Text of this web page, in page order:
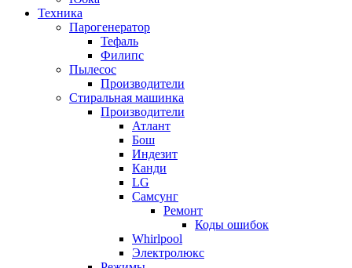
Техника
Парогенератор
Тефаль
Филипс
Пылесос
Производители
Стиральная машинка
Производители
Атлант
Бош
Индезит
Канди
LG
Самсунг
Ремонт
Коды ошибок
Whirlpool
Электролюкс